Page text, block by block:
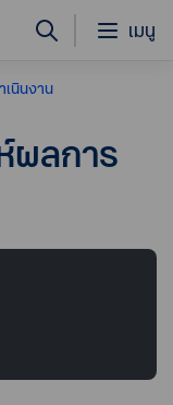
เมนู
เนินงาน
ผลการ